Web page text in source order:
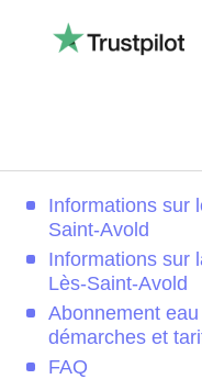
Informations sur
Saint-Avold
Informations sur
Lès-Saint-Avold
Abonnement
démarches et
FAQ